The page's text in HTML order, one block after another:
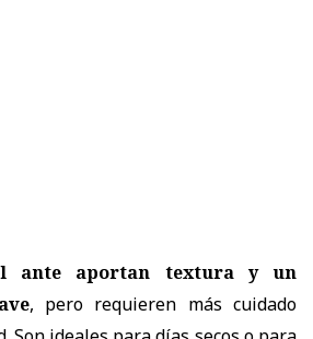
ante aportan textura y un
, pero requieren más cuidado